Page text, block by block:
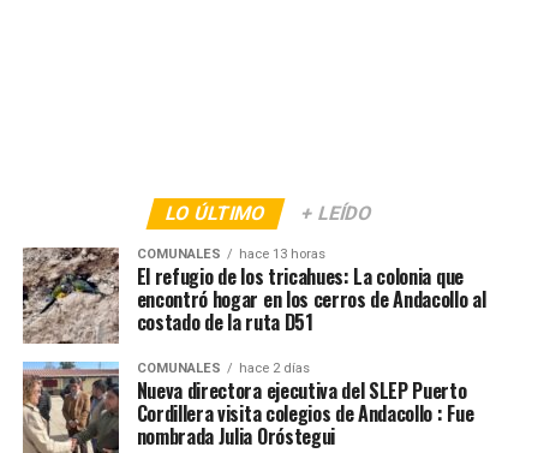
LO ÚLTIMO + LEÍDO
COMUNALES hace 13 horas
El refugio de los tricahues: La colonia que
encontró hogar en los cerros de Andacollo al
costado de la ruta D51
COMUNALES hace 2 días
Nueva directora ejecutiva del SLEP Puerto
Cordillera visita colegios de Andacollo : Fue
nombrada Julia Oróstegui